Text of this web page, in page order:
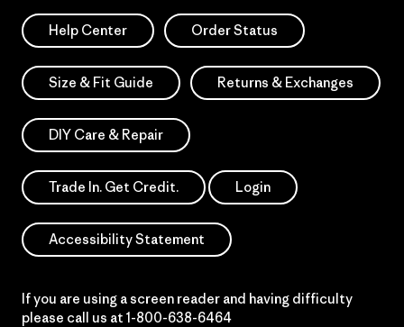
Help Center Order Status
Size & Fit Guide Returns & Exchanges
DIY Care & Repair
Trade In. Get Credit. Login
Accessibility Statement
If you are using a screen reader and having difficulty
please call us at 1-800-638-6464